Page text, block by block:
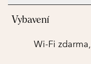
Vybavení
Wi-Fi zdarma,